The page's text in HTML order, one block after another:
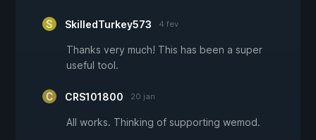
SkilledTurkey573 4 fev
Thanks very much! This has been a super
useful tool.
CRS101800 20 jan
All works. Thinking of supporting wemod.